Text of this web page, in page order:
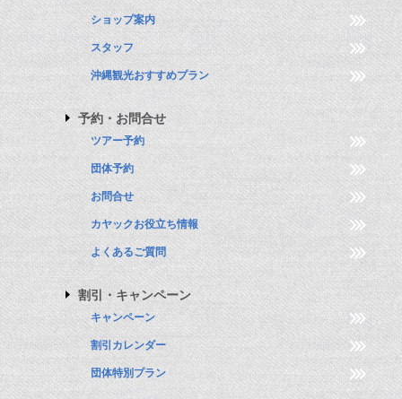
ショップ案内
スタッフ
沖縄観光おすすめプラン
予約・お問合せ
ツアー予約
団体予約
お問合せ
カヤックお役立ち情報
よくあるご質問
割引・キャンペーン
キャンペーン
割引カレンダー
団体特別プラン